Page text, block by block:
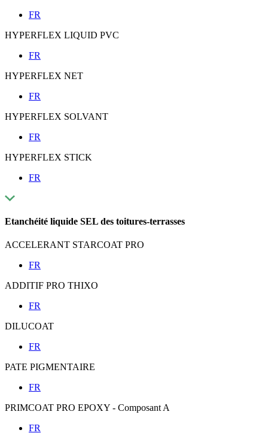
FR
HYPERFLEX LIQUID PVC
FR
HYPERFLEX NET
FR
HYPERFLEX SOLVANT
FR
HYPERFLEX STICK
FR
Etanchéité liquide SEL des toitures-terrasses
ACCELERANT STARCOAT PRO
FR
ADDITIF PRO THIXO
FR
DILUCOAT
FR
PATE PIGMENTAIRE
FR
PRIMCOAT PRO EPOXY - Composant A
FR